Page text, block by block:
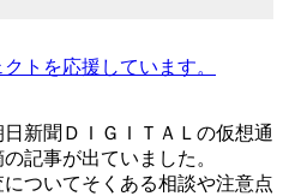
トを応援しています。
新聞ＤＩＧＩＴＡＬの仮想通
記事が出ていました。
ついてそくある相談や注意点